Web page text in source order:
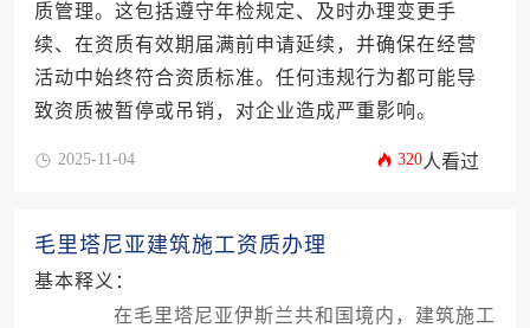
质管理。这包括遵守年检规定、及时办理变更手
续、在资质有效期届满前申请延续，并确保在经营
活动中始终符合资质标准。任何违规行为都可能导
致资质被暂停或吊销，对企业造成严重影响。
2025-11-04 320人看过
毛里塔尼亚建筑施工资质办理
基本释义：
在毛里塔尼亚伊斯兰共和国境内，建筑施工